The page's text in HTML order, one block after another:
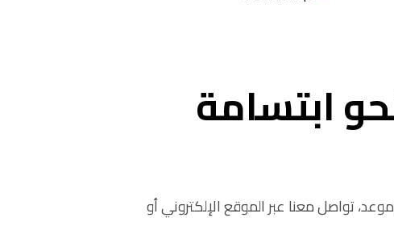
ابتسامة
تواصل معنا عبر الموقع الإلكتروني أو